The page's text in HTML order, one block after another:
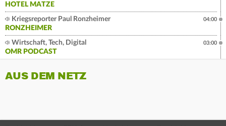
HOTEL MATZE
Kriegsreporter Paul Ronzheimer
RONZHEIMER
04:00
Wirtschaft, Tech, Digital
OMR PODCAST
03:00
AUS DEM NETZ